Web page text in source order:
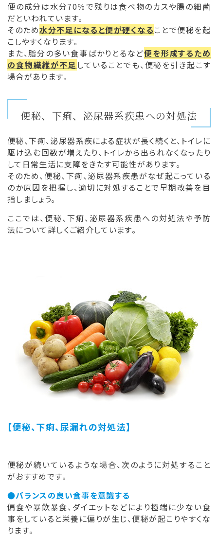
便の成分は水分70％で残りは食べ物のカスや腸の細菌
だといわれています。
そのため水分不足になると便が硬くなることで便秘を起
こしやすくなります。
また、脂分の多い食事ばかりとるなど便を形成するため
の食物繊維が不足 していることでも、便秘を引き起こす
場合があります。
便秘、下痢、泌尿器系疾患への対処法
便秘、下痢、泌尿器系疾による症状が長く続くと、トイレに
駆け込む回数が増えたり、トイレから出られなくなったり
して日常生活に支障をきたす可能性があります。
そのため、便秘、下痢、泌尿器系疾患がなぜ起こっている
のか原因を把握し、適切に対処することで早期改善を目
指しましょう。
ここでは、便秘、下痢、泌尿器系疾患への対処法や予防
法について詳しくご紹介しています。
【便秘、下痢、尿漏れの対処法】
便秘が続いているような場合、次のように対処すること
がおすすめです。
●バランスの良い食事を意識する
偏食や暴飲暴食、ダイエットなどにより極端に少ない食
事をしていると栄養に偏りが生じ、便秘が起こりやすくな
ります。